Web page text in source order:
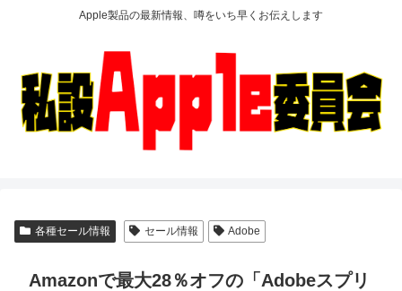
Apple製品の最新情報、噂をいち早くお伝えします
各種セール情報 セール情報 Adobe
Amazonで最大28％オフの「Adobeスプリ